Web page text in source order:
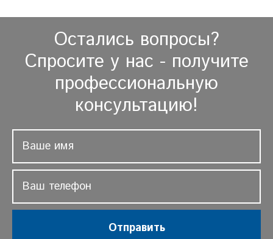
Остались вопросы?
Спросите у нас - получите
профессиональную
консультацию!
Отправить